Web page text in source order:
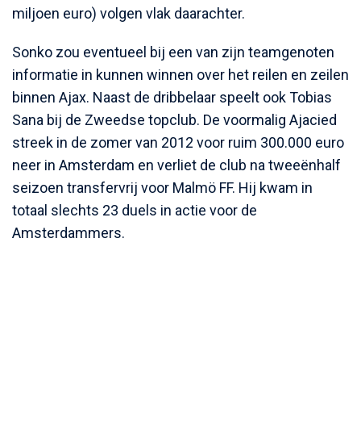
miljoen euro) volgen vlak daarachter.
Sonko zou eventueel bij een van zijn teamgenoten
informatie in kunnen winnen over het reilen en zeilen
binnen Ajax. Naast de dribbelaar speelt ook Tobias
Sana bij de Zweedse topclub. De voormalig Ajacied
streek in de zomer van 2012 voor ruim 300.000 euro
neer in Amsterdam en verliet de club na tweeënhalf
seizoen transfervrij voor Malmö FF. Hij kwam in
totaal slechts 23 duels in actie voor de
Amsterdammers.